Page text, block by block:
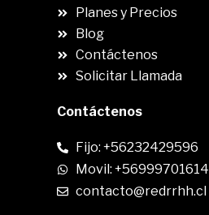
Planes y Precios
Blog
Contáctenos
Solicitar Llamada
Contáctenos
Fijo: +56232429596
Movil: +56999701614
contacto@redrrhh.cl